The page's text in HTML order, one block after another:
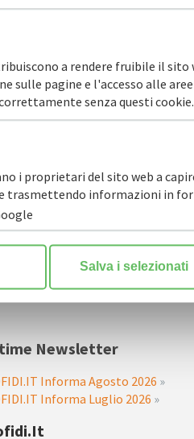
- COFIDI.IT - Novembre 2015
Newsletter
Informa Agosto 2026 »
Informa Luglio 2026 »
a rendere fruibile il
sulle pagine e l'accesso alle
senza questi cookie.
i proprietari del sito web a
trasmettendo informazioni in
Salva i selezionati